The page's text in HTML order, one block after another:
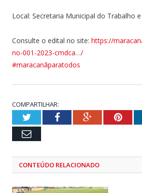
Local: Secretaria Municipal do Trabalho
Consulte o edital no site: https://
no-001-2023-cmdca…/
#maracanãparatodos
COMPARTILHAR:
TwitterFacebookGoogle+
Email
CONTEÚDO RELACIONADO